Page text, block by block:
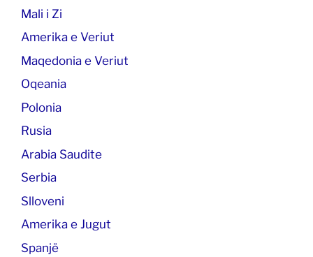
Mali i Zi
Amerika e Veriut
Maqedonia e Veriut
Oqeania
Polonia
Rusia
Arabia Saudite
Serbia
Slloveni
Amerika e Jugut
Spanjë